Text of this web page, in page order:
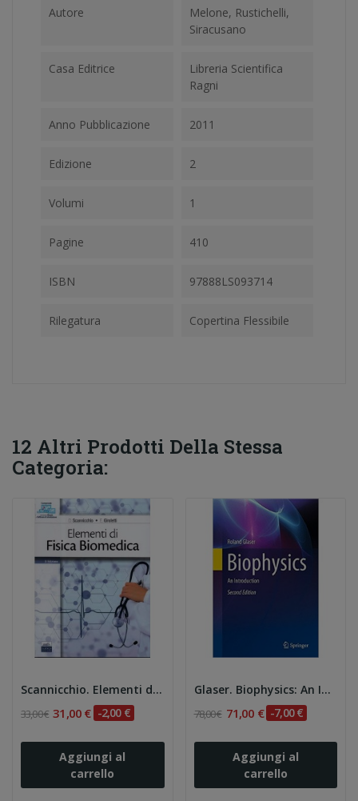
Autore
Melone, Rustichelli,
Siracusano
Casa Editrice
Libreria Scientifica
Ragni
Anno Pubblicazione 2011
Edizione 2
Volumi 1
Pagine 410
ISBN 97888LS093714
Rilegatura Copertina Flessibile
12 Altri Prodotti Della Stessa
Categoria:
Scannicchio. Elementi di Fisica Biomedica 2e
33,00 € 31,00 € -2,00 €
Aggiungi al
carrello
Glaser. Biophysics: An Introduction
78,00 € 71,00 € -7,00 €
Aggiungi al
carrello